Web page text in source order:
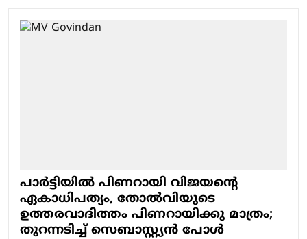
പാര്‍ട്ടിയില്‍ പിണറായി വിജയന്റെ
ഏകാധിപത്യം, തോല്‍വിയുടെ
ഉത്തരവാദിത്തം പിണറായിക്കു മാത്രം;
തുറന്നടിച്ച് സെബാസ്റ്റ്യന്‍ പോള്‍